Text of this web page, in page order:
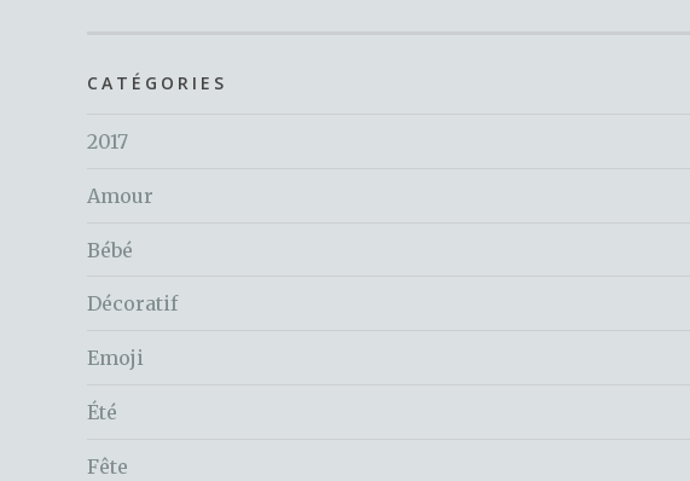
CATÉGORIES
2017
Amour
Bébé
Décoratif
Emoji
Été
Fête